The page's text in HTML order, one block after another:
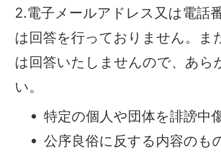
2.電子メールアドレス又は電話
は回答を行っておりません。ま
は回答いたしませんので、あら
い。
特定の個人や団体を誹謗中
公序良俗に反する内容のも